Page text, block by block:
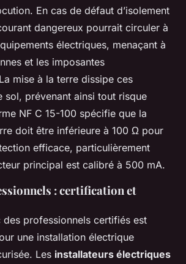
En cas de défaut d’isolement
dangereux pourrait circuler à
électriques, menaçant à
et les imposantes
mise à la terre dissipe ces
sol, prévenant ainsi tout risque
NF C 15-100 spécifie que la
doit être inférieure à 100 Ω pour
efficace, particulièrement
principal est calibré à 500 mA.
: certification et
professionnels certifiés est
une installation électrique
Les installateurs électriques